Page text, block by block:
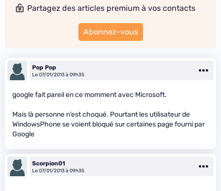
Partagez des articles premium à vos contacts
Abonnez-vous
Pop Pop
Le 07/01/2013 à 09h35
google fait pareil en ce momment avec Microsoft.
Mais là personne n’est choqué. Pourtant les utilisateur de
WindowsPhone se voient bloqué sur certaines page fourni par
Google
Scorpion01
Le 07/01/2013 à 09h35